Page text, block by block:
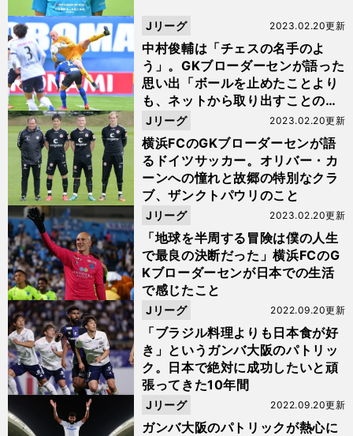
中村俊輔は「チェスの名手のよ
う」。GKブローダーセンが語った
思い出「ボールを止めたことより
も、ネットから取り出すことのほ
うが多かった」
2023.02.20更新
Jリーグ
横浜FCのGKブローダーセンが語
るドイツサッカー。オリバー・カ
ーンへの憧れと故郷の特別なクラ
ブ、ザンクトパウリのこと
2023.02.20更新
Jリーグ
「地球を半周する冒険は僕の人生
で最良の決断だった」横浜FCのG
Kブローダーセンが日本での生活
で感じたこと
2023.02.20更新
Jリーグ
「ブラジル料理よりも日本食が好
き」というガンバ大阪のパトリッ
ク。日本で絶対に成功したいと頑
張ってきた10年間
2022.09.20更新
Jリーグ
ガンバ大阪のパトリックが熱心に
2022.09.20更新
Jリーグ